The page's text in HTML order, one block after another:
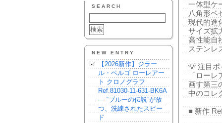
一体型ケ
八角形ベ
現代的進
サイズ拡
高性能自
ステンレ
💡 注目ポ
「ロー
画す第三
中のコレ
■ 新作
SEARCH
NEW ENTRY
【2026新作】ジラー
ル・ペルゴ ローレアー
ト クロノグラフ
Ref.81030-11-631-BK6A
— “ブルーの伝説”が放
つ、洗練されたスピー
ド